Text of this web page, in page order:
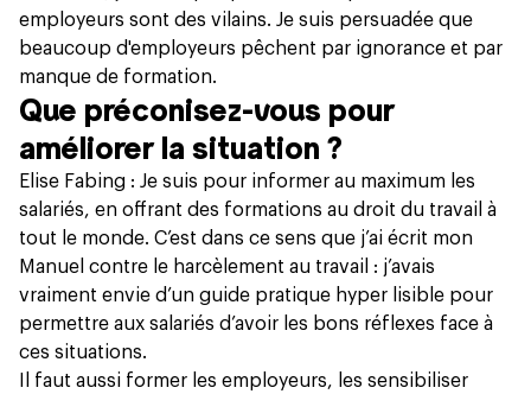
employeurs sont des vilains. Je suis persuadée que
beaucoup d'employeurs pêchent par ignorance et par
manque de formation.
Que préconisez-vous pour
améliorer la situation ?
Elise Fabing : Je suis pour informer au maximum les
salariés, en offrant des formations au droit du travail à
tout le monde. C’est dans ce sens que j’ai écrit mon
Manuel contre le harcèlement au travail : j’avais
vraiment envie d’un guide pratique hyper lisible pour
permettre aux salariés d’avoir les bons réflexes face à
ces situations.
Il faut aussi former les employeurs, les sensibiliser